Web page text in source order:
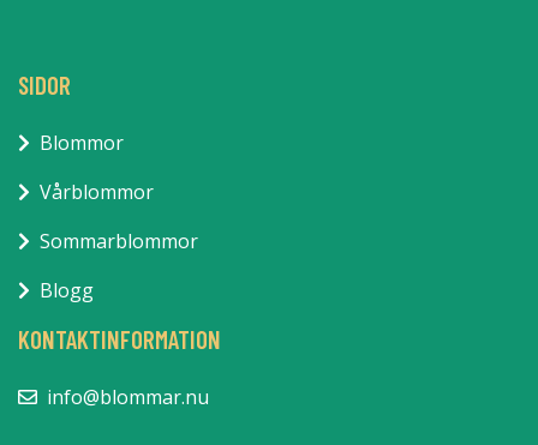
SIDOR
Blommor
Vårblommor
Sommarblommor
Blogg
KONTAKTINFORMATION
info@blommar.nu